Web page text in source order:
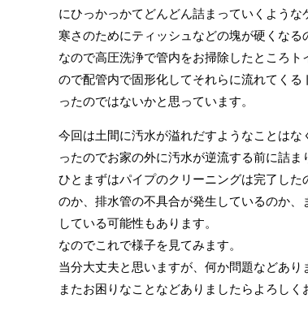
にひっかっかてどんどん詰まっていくような
寒さのためにティッシュなどの塊が硬くなる
なので高圧洗浄で管内をお掃除したところ
ので配管内で固形化してそれらに流れてく
ったのではないかと思っています。
今回は土間に汚水が溢れだすようなことは
ったのでお家の外に汚水が逆流する前に詰ま
ひとまずはパイプのクリーニングは完了し
のか、排水管の不具合が発生しているのか
している可能性もあります。
なのでこれで様子を見てみます。
当分大丈夫と思いますが、何か問題などあり
またお困りなことなどありましたらよろしく